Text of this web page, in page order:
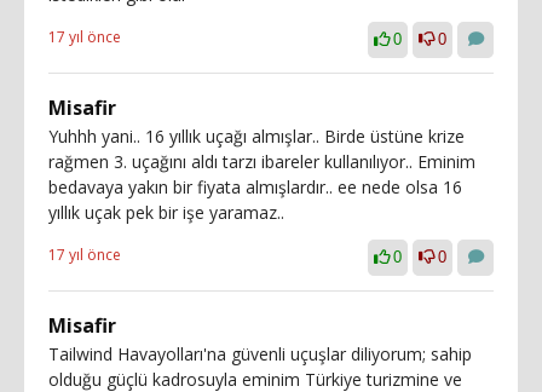
17 yıl önce 0 0
Misafir
Yuhhh yani.. 16 yıllık uçağı almışlar.. Birde üstüne krize
rağmen 3. uçağını aldı tarzı ibareler kullanılıyor.. Eminim
bedavaya yakın bir fiyata almışlardır.. ee nede olsa 16
yıllık uçak pek bir işe yaramaz..
17 yıl önce 0 0
Misafir
Tailwind Havayolları'na güvenli uçuşlar diliyorum; sahip
olduğu güçlü kadrosuyla eminim Türkiye turizmine ve